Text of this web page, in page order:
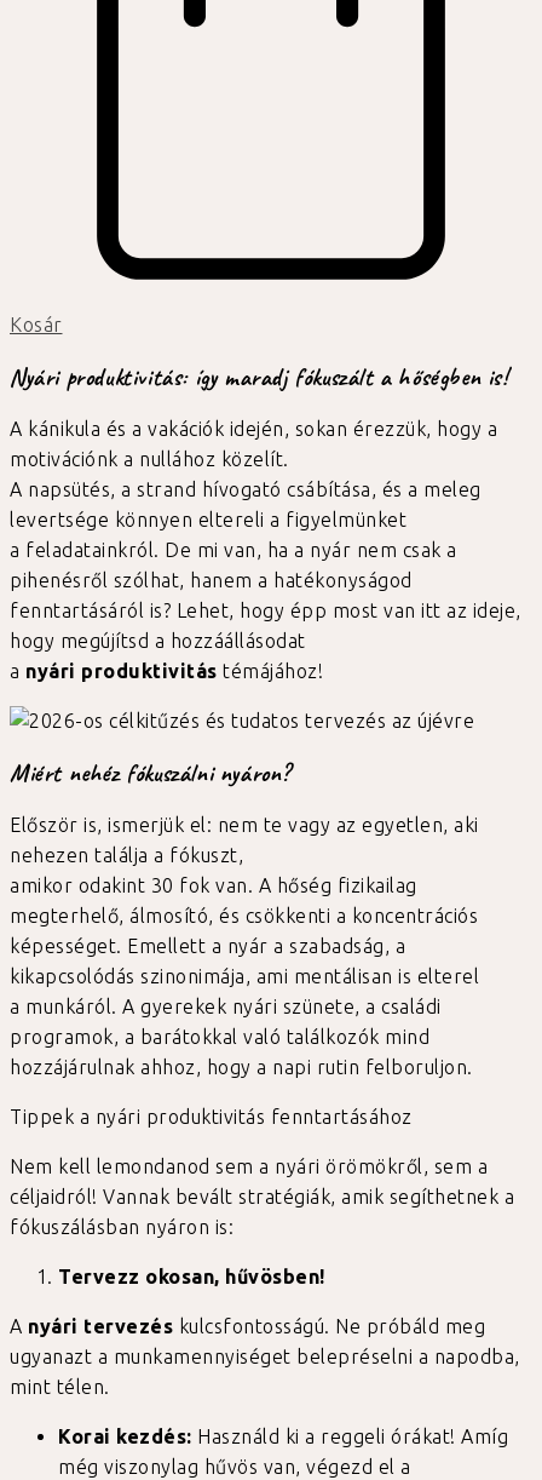
Kosár
Nyári produktivitás: így maradj fókuszált a hőségben is!
A kánikula és a vakációk idején, sokan érezzük, hogy a
motivációnk a nullához közelít.
A napsütés, a strand hívogató csábítása, és a meleg
levertsége könnyen eltereli a figyelmünket
a feladatainkról. De mi van, ha a nyár nem csak a
pihenésről szólhat, hanem a hatékonyságod
fenntartásáról is? Lehet, hogy épp most van itt az ideje,
hogy megújítsd a hozzáállásodat
a nyári produktivitás témájához!
Miért nehéz fókuszálni nyáron?
Először is, ismerjük el: nem te vagy az egyetlen, aki
nehezen találja a fókuszt,
amikor odakint 30 fok van. A hőség fizikailag
megterhelő, álmosító, és csökkenti a koncentrációs
képességet. Emellett a nyár a szabadság, a
kikapcsolódás szinonimája, ami mentálisan is elterel
a munkáról. A gyerekek nyári szünete, a családi
programok, a barátokkal való találkozók mind
hozzájárulnak ahhoz, hogy a napi rutin felboruljon.
Tippek a nyári produktivitás fenntartásához
Nem kell lemondanod sem a nyári örömökről, sem a
céljaidról! Vannak bevált stratégiák, amik segíthetnek a
fókuszálásban nyáron is:
Tervezz okosan, hűvösben!
A nyári tervezés kulcsfontosságú. Ne próbáld meg
ugyanazt a munkamennyiséget belepréselni a napodba,
mint télen.
Korai kezdés: Használd ki a reggeli órákat! Amíg
még viszonylag hűvös van, végezd el a